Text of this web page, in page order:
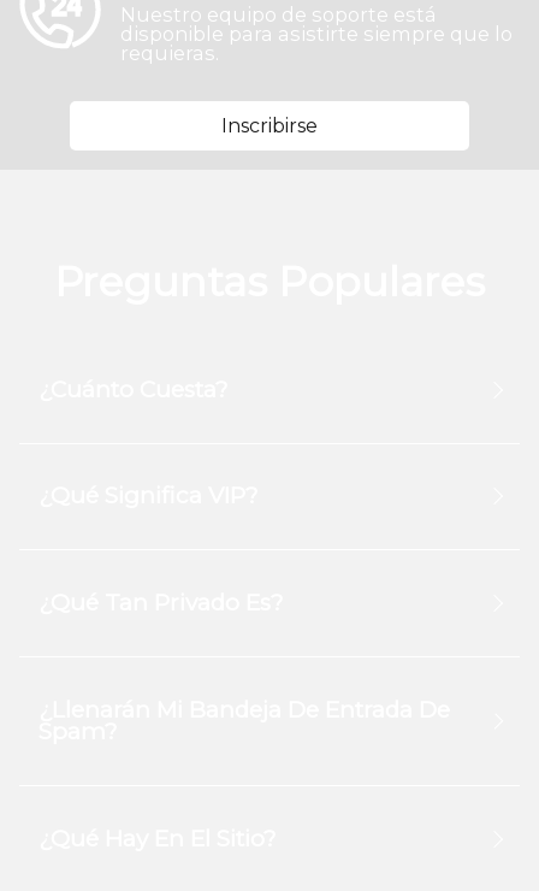
Nuestro equipo de soporte está
disponible para asistirte siempre que lo
requieras.
Inscribirse